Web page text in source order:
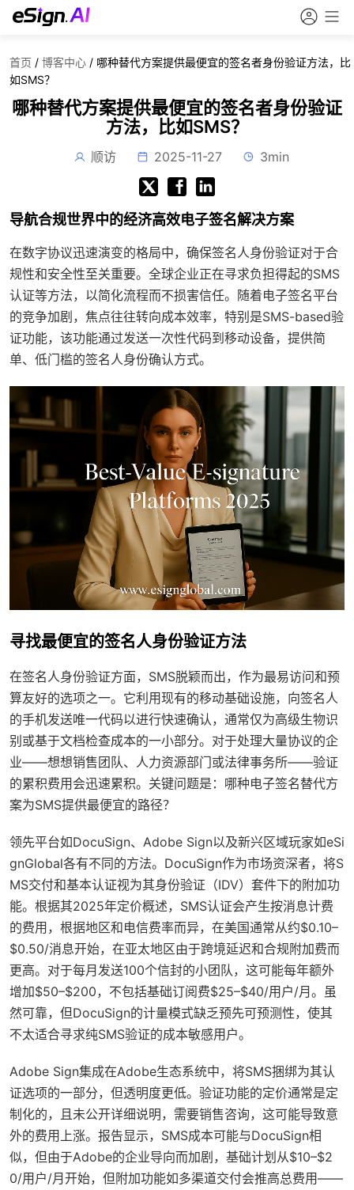
首页 / 博客中心 / 哪种替代方案提供最便宜的签名者身份验证方法，比
如SMS？
哪种替代方案提供最便宜的签名者身份验证
方法，比如SMS？
顺访 2025-11-27 3min
导航合规世界中的经济高效电子签名解决方案
在数字协议迅速演变的格局中，确保签名人身份验证对于合
规性和安全性至关重要。全球企业正在寻求负担得起的SMS
认证等方法，以简化流程而不损害信任。随着电子签名平台
的竞争加剧，焦点往往转向成本效率，特别是SMS-based验
证功能，该功能通过发送一次性代码到移动设备，提供简
单、低门槛的签名人身份确认方式。
寻找最便宜的签名人身份验证方法
在签名人身份验证方面，SMS脱颖而出，作为最易访问和预
算友好的选项之一。它利用现有的移动基础设施，向签名人
的手机发送唯一代码以进行快速确认，通常仅为高级生物识
别或基于文档检查成本的一小部分。对于处理大量协议的企
业——想想销售团队、人力资源部门或法律事务所——验证
的累积费用会迅速累积。关键问题是：哪种电子签名替代方
案为SMS提供最便宜的路径？
领先平台如DocuSign、Adobe Sign以及新兴区域玩家如eSi
gnGlobal各有不同的方法。DocuSign作为市场资深者，将S
MS交付和基本认证视为其身份验证（IDV）套件下的附加功
能。根据其2025年定价概述，SMS认证会产生按消息计费
的费用，根据地区和电信费率而异，在美国通常从约$0.10–
$0.50/消息开始，在亚太地区由于跨境延迟和合规附加费而
更高。对于每月发送100个信封的小团队，这可能每年额外
增加$50–$200，不包括基础订阅费$25–$40/用户/月。虽
然可靠，但DocuSign的计量模式缺乏预先可预测性，使其
不太适合寻求纯SMS验证的成本敏感用户。
Adobe Sign集成在Adobe生态系统中，将SMS捆绑为其认
证选项的一部分，但透明度更低。验证功能的定价通常是定
制化的，且未公开详细说明，需要销售咨询，这可能导致意
外的费用上涨。报告显示，SMS成本可能与DocuSign相
似，但由于Adobe的企业导向而加剧，基础计划从$10–$2
0/用户/月开始，但附加功能如多渠道交付会推高总费用——